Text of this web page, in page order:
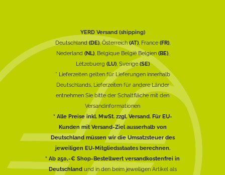
YERD Versand (shipping)
Deutschland(DE), Österreich(AT), France (FR),
Nederland (NL), Belgique België Belgien (BE),
Lëtzebuerg (LU), Sverige(SE)
* Lieferzeiten gelten für Lieferungen innerhalb
Deutschlands, Lieferzeiten für andere Länder
entnehmen Sie bitte der Schaltfläche mit den
Versandinformationen
* Alle Preise inkl. MwSt. zzgl. Versand. Für EU-
Kunden mit Versand-Ziel ausserhalb von
Deutschland müssen wir die Umsatzsteuer des
jeweiligen EU-Mitgliedsstaates berechnen.
* Ab 250,-€ Shop-Bestellwert versandkostenfrei in
Deutschlandund in den beim jeweiligen Artikel als